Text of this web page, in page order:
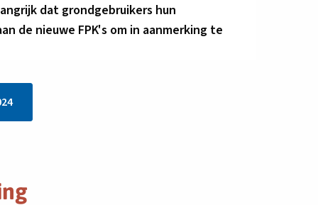
dat grondgebruikers hun
de nieuwe FPK's om in aanmerking te